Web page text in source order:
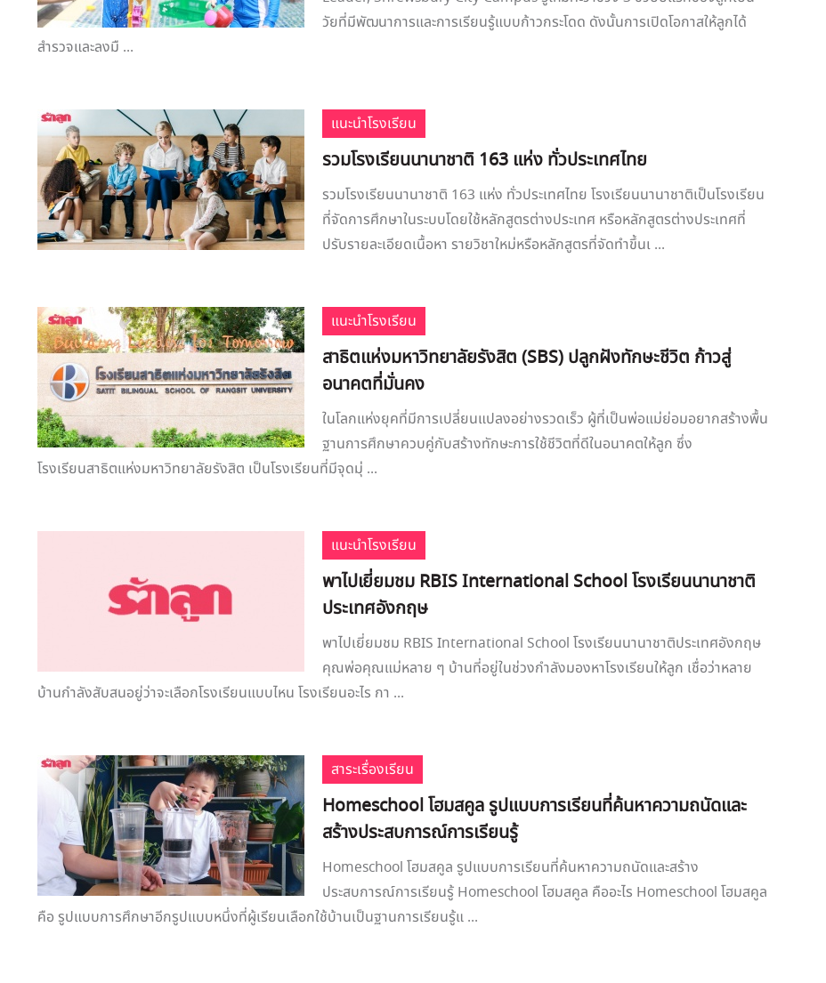
วัยที่มีพัฒนาการและการเรียนรู้แบบก้าวกระโดด ดังนั้นการเปิดโอกาสให้ลูกได้
สำรวจและลงมื ...
แนะนำโรงเรียน
รวมโรงเรียนนานาชาติ 163 แห่ง ทั่วประเทศไทย
รวมโรงเรียนนานาชาติ 163 แห่ง ทั่วประเทศไทย โรงเรียนนานาชาติเป็นโรงเรียน
ที่จัดการศึกษาในระบบโดยใช้หลักสูตรต่างประเทศ หรือหลักสูตรต่างประเทศที่
ปรับรายละเอียดเนื้อหา รายวิชาใหม่หรือหลักสูตรที่จัดทำขึ้นเ ...
แนะนำโรงเรียน
สาธิตแห่งมหาวิทยาลัยรังสิต (SBS) ปลูกฝังทักษะชีวิต ก้าวสู่
อนาคตที่มั่นคง
ในโลกแห่งยุคที่มีการเปลี่ยนแปลงอย่างรวดเร็ว ผู้ที่เป็นพ่อแม่ย่อมอยากสร้างพื้น
ฐานการศึกษาควบคู่กับสร้างทักษะการใช้ชีวิตที่ดีในอนาคตให้ลูก ซึ่ง
โรงเรียนสาธิตแห่งมหาวิทยาลัยรังสิต เป็นโรงเรียนที่มีจุดมุ่ ...
แนะนำโรงเรียน
พาไปเยี่ยมชม RBIS International School โรงเรียนนานาชาติ
ประเทศอังกฤษ
พาไปเยี่ยมชม RBIS International School โรงเรียนนานาชาติประเทศอังกฤษ
คุณพ่อคุณแม่หลาย ๆ บ้านที่อยู่ในช่วงกำลังมองหาโรงเรียนให้ลูก เชื่อว่าหลาย
บ้านกำลังสับสนอยู่ว่าจะเลือกโรงเรียนแบบไหน โรงเรียนอะไร กา ...
สาระเรื่องเรียน
Homeschool โฮมสคูล รูปแบบการเรียนที่ค้นหาความถนัดและ
สร้างประสบการณ์การเรียนรู้
Homeschool โฮมสคูล รูปแบบการเรียนที่ค้นหาความถนัดและสร้าง
ประสบการณ์การเรียนรู้ Homeschool โฮมสคูล คืออะไร Homeschool โฮมสคูล
คือ รูปแบบการศึกษาอีกรูปแบบหนึ่งที่ผู้เรียนเลือกใช้บ้านเป็นฐานการเรียนรู้แ ...